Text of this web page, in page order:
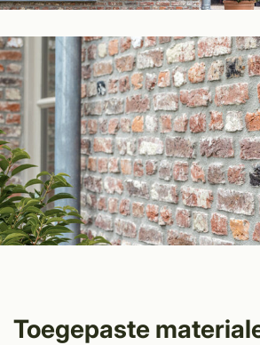
Toegepaste